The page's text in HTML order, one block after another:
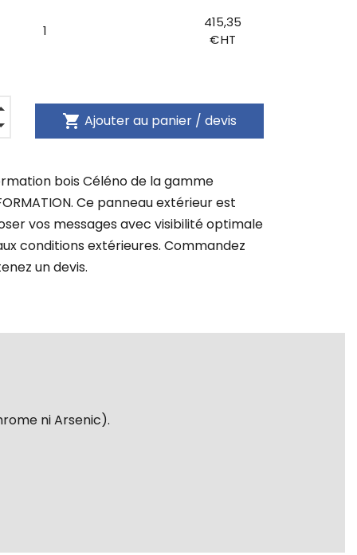
1
415,35
€ HT
shopping_cart Ajouter au panier / devis
bois Céléno de la gamme
Ce panneau extérieur est
vos messages avec visibilité optimale
conditions extérieures. Commandez
un devis.
ni Arsenic).